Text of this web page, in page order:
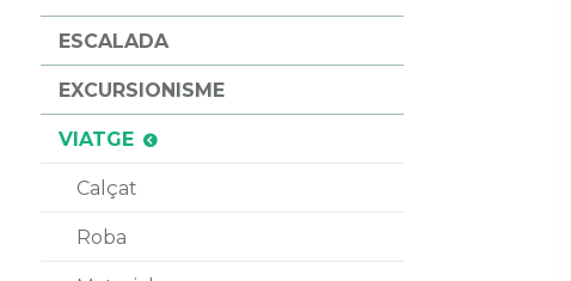
ESCALADA
EXCURSIONISME
VIATGE
Calçat
Roba